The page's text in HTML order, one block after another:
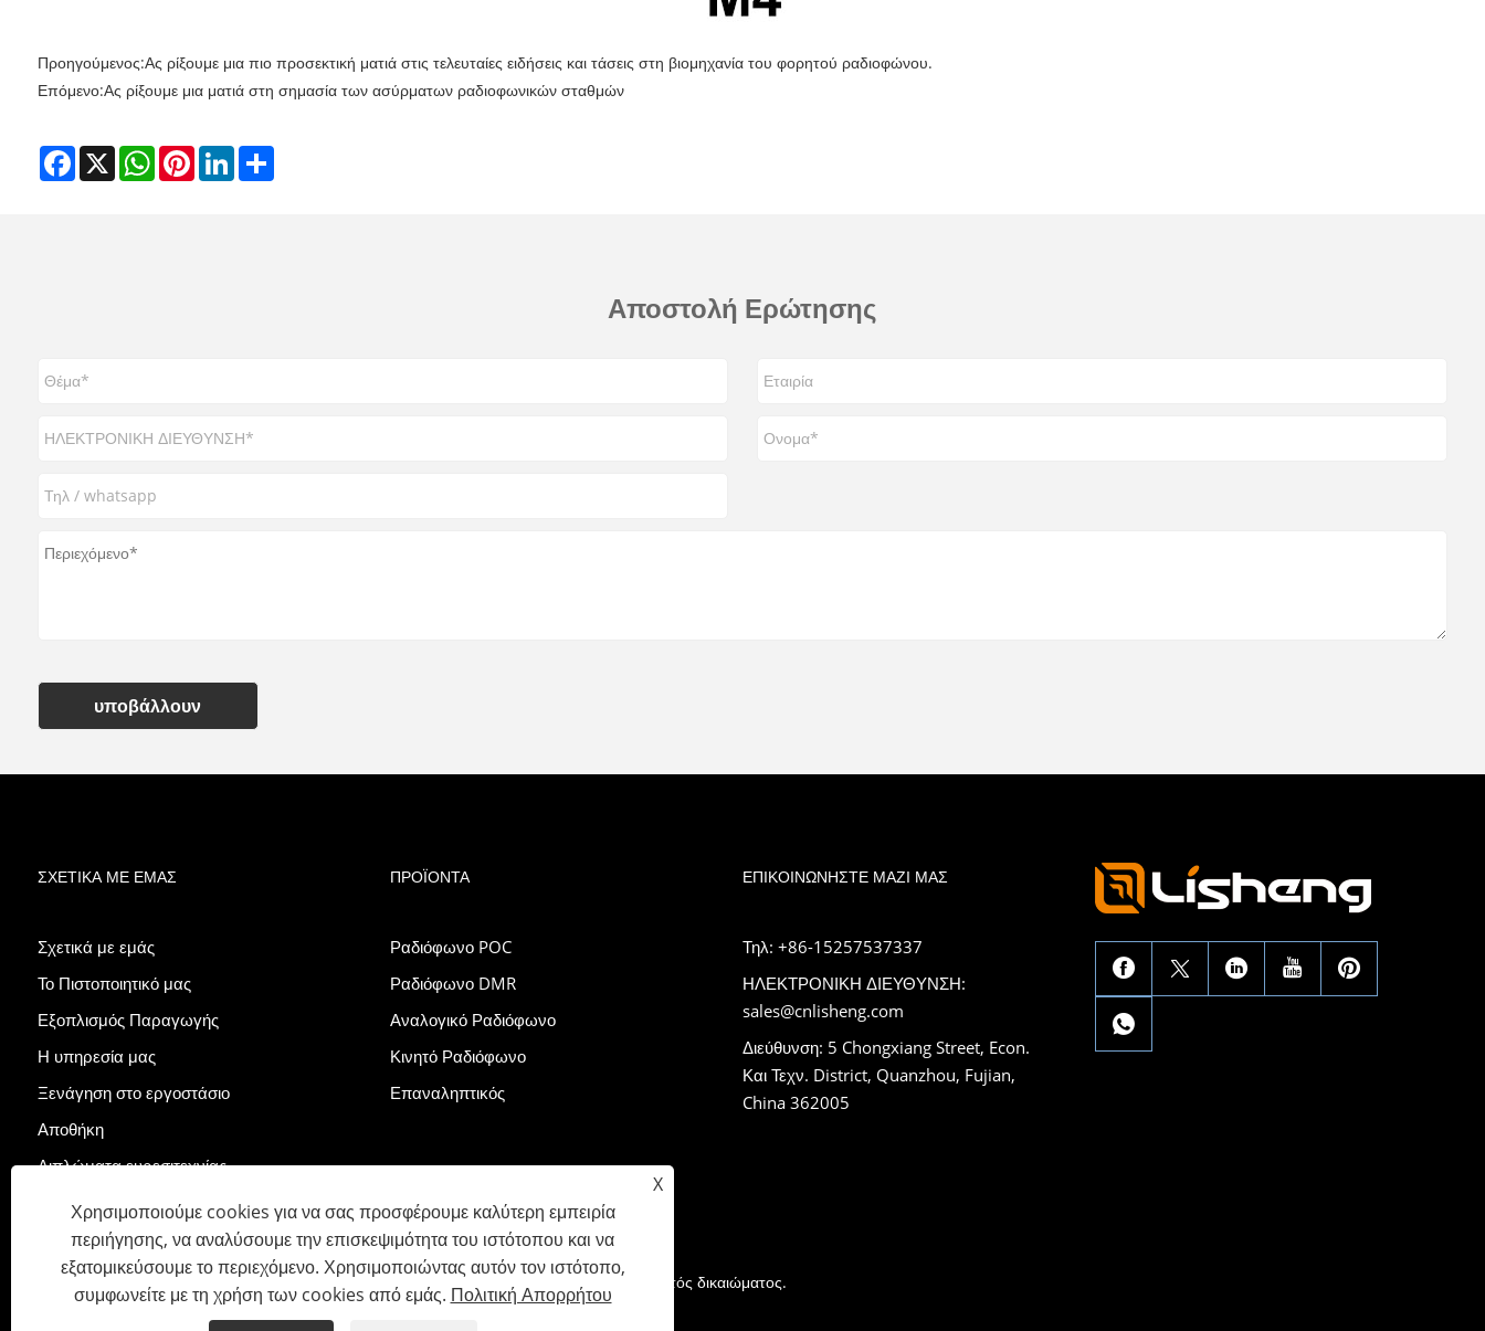
Προηγούμενος:Ας ρίξουμε μια πιο προσεκτική ματιά στις τελευταίες ειδήσεις και τάσεις στη βιομηχανία του φορητού ραδιοφώνου.
Επόμενο:Ας ρίξουμε μια ματιά στη σημασία των ασύρματων ραδιοφωνικών σταθμών
Facebook
X WhatsAppPinterestLinkedInShare
Αποστολή Ερώτησης
υποβάλλουν
ΣΧΕΤΙΚΆ ΜΕ ΕΜΆΣ
Σχετικά με εμάς
Το Πιστοποιητικό μας
Εξοπλισμός Παραγωγής
Η υπηρεσία μας
Ξενάγηση στο εργοστάσιο
Αποθήκη
Διπλώματα ευρεσιτεχνίας
Εκθεση
ΠΡΟΪΌΝΤΑ
Ραδιόφωνο POC
Ραδιόφωνο DMR
Αναλογικό Ραδιόφωνο
Κινητό Ραδιόφωνο
Επαναληπτικός
ΕΠΙΚΟΙΝΩΝΉΣΤΕ ΜΑΖΊ ΜΑΣ
Τηλ: +86-15257537337
ΗΛΕΚΤΡΟΝΙΚΗ ΔΙΕΥΘΥΝΣΗ:
sales@cnlisheng.com
Διεύθυνση: 5 Chongxiang Street, Econ.
Και Τεχν. District, Quanzhou, Fujian,
China 362005
Πνευματικά δικαιώματα © 2023 Lisheng Communications Co., Ltd. Με την επιφύλαξη παντός δικαιώματος.
X
Χρησιμοποιούμε cookies για να σας προσφέρουμε καλύτερη εμπειρία
περιήγησης, να αναλύσουμε την επισκεψιμότητα του ιστότοπου και να
εξατομικεύσουμε το περιεχόμενο. Χρησιμοποιώντας αυτόν τον ιστότοπο,
συμφωνείτε με τη χρήση των cookies από εμάς. Πολιτική Απορρήτου